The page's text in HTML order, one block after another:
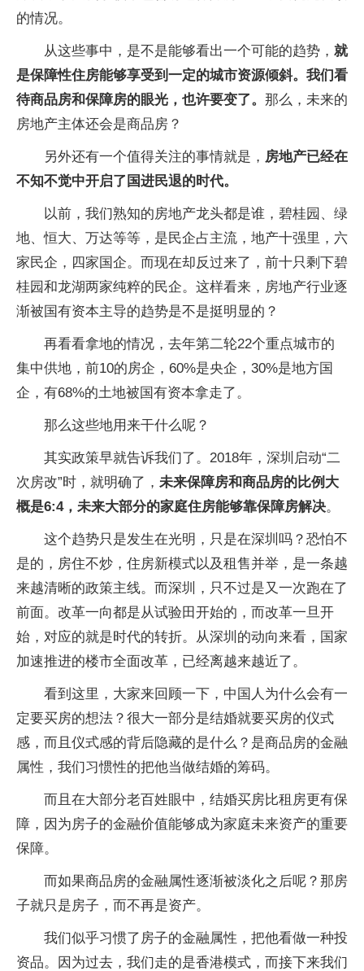
的情况。
从这些事中，是不是能够看出一个可能的趋势， 就
是保障性住房能够享受到一定的城市资源倾斜。我们看
待商品房和保障房的眼光，也许要变了。 那么，未来的
房地产主体还会是商品房？
另外还有一个值得关注的事情就是， 房地产已经在
不知不觉中开启了国进民退的时代。
以前，我们熟知的房地产龙头都是谁，碧桂园、绿
地、恒大、万达等等，是民企占主流，地产十强里，六
家民企，四家国企。而现在却反过来了，前十只剩下碧
桂园和龙湖两家纯粹的民企。这样看来，房地产行业逐
渐被国有资本主导的趋势是不是挺明显的？
再看看拿地的情况，去年第二轮22个重点城市的
集中供地，前10的房企，60%是央企，30%是地方国
企，有68%的土地被国有资本拿走了。
那么这些地用来干什么呢？
其实政策早就告诉我们了。2018年，深圳启动“二
次房改”时，就明确了， 未来保障房和商品房的比例大
概是6:4，未来大部分的家庭住房能够靠保障房解决。
这个趋势只是发生在光明，只是在深圳吗？恐怕不
是的，房住不炒，住房新模式以及租售并举，是一条越
来越清晰的政策主线。而深圳，只不过是又一次跑在了
前面。改革一向都是从试验田开始的，而改革一旦开
始，对应的就是时代的转折。从深圳的动向来看，国家
加速推进的楼市全面改革，已经离越来越近了。
看到这里，大家来回顾一下，中国人为什么会有一
定要买房的想法？很大一部分是结婚就要买房的仪式
感，而且仪式感的背后隐藏的是什么？是商品房的金融
属性，我们习惯性的把他当做结婚的筹码。
而且在大部分老百姓眼中，结婚买房比租房更有保
障，因为房子的金融价值能够成为家庭未来资产的重要
保障。
而如果商品房的金融属性逐渐被淡化之后呢？那房
子就只是房子，而不再是资产。
我们似乎习惯了房子的金融属性，把他看做一种投
资品。因为过去，我们走的是香港模式，而接下来我们